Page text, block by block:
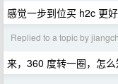
感觉一步到位买 h2c 更好
Replied to a topic by
来，360 度转一圈，怎